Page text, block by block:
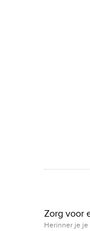
Zorg voor
Herinner je